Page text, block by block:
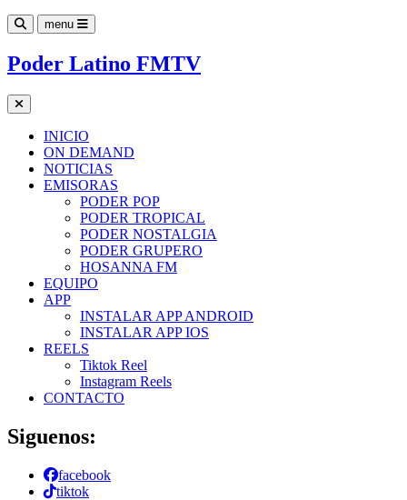
menu
Poder Latino FMTV
INICIO
ON DEMAND
NOTICIAS
EMISORAS
PODER POP
PODER TROPICAL
PODER NOSTALGIA
PODER GRUPERO
HOSANNA FM
EQUIPO
APP
INSTALAR APP ANDROID
INSTALAR APP IOS
REELS
Tiktok Reel
Instagram Reels
CONTACTO
Siguenos:
facebook
tiktok